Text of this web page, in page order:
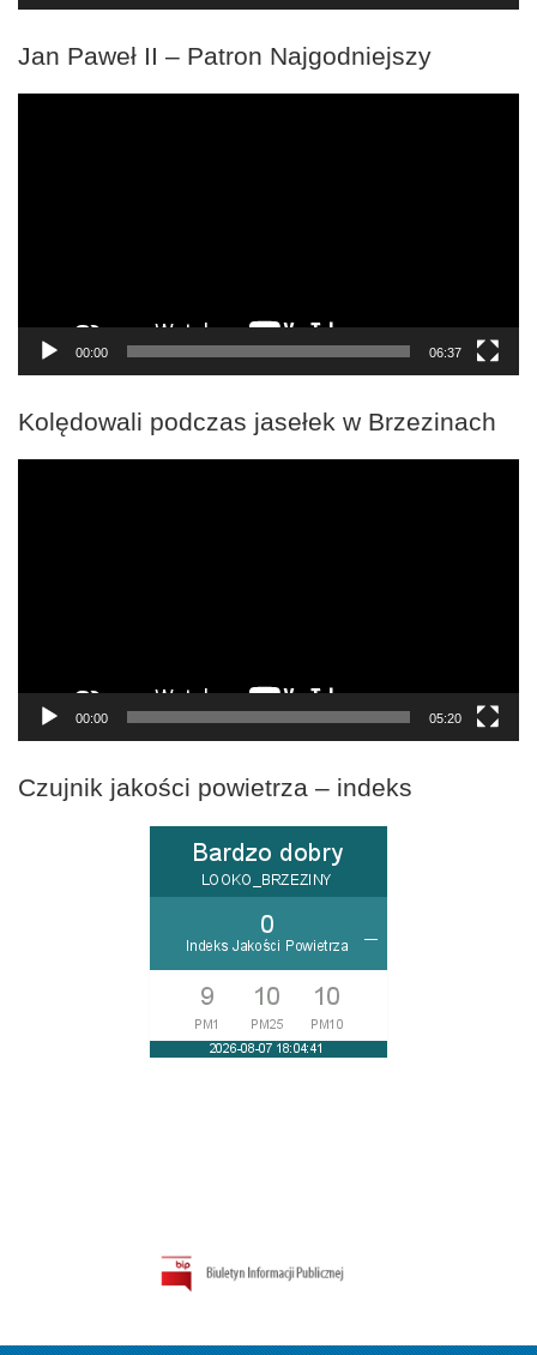
Jan Paweł II – Patron Najgodniejszy
00:00 06:37
Kolędowali podczas jasełek w Brzezinach
00:00 05:20
Czujnik jakości powietrza – indeks